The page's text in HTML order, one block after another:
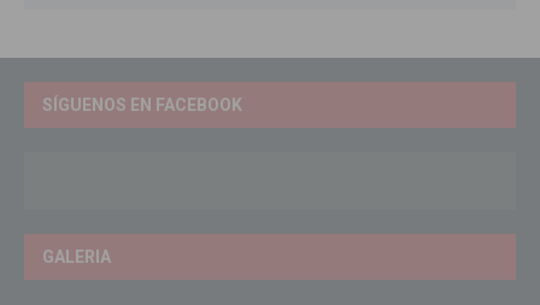
SÍGUENOS EN FACEBOOK
GALERIA